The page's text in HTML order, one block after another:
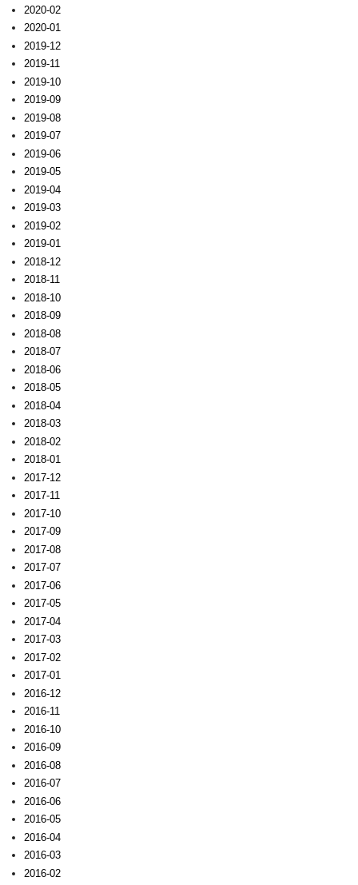
2020-02
2020-01
2019-12
2019-11
2019-10
2019-09
2019-08
2019-07
2019-06
2019-05
2019-04
2019-03
2019-02
2019-01
2018-12
2018-11
2018-10
2018-09
2018-08
2018-07
2018-06
2018-05
2018-04
2018-03
2018-02
2018-01
2017-12
2017-11
2017-10
2017-09
2017-08
2017-07
2017-06
2017-05
2017-04
2017-03
2017-02
2017-01
2016-12
2016-11
2016-10
2016-09
2016-08
2016-07
2016-06
2016-05
2016-04
2016-03
2016-02